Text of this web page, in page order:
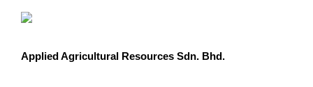
Applied Agricultural Resources Sdn. Bhd.